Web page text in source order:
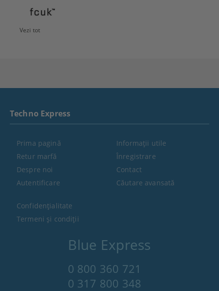
Vezi tot
Blue Express
0 800 360 721
0 317 800 348
Techno Express
Prima pagină
Retur marfă
Despre noi
Autentificare
Informaţii utile
Înregistrare
Contact
Căutare avansată
Confidenţialitate
Termeni şi condiţii